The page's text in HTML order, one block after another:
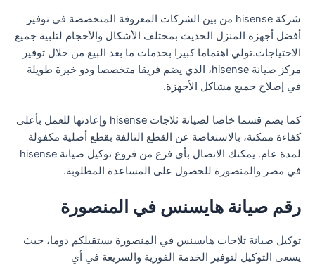
شركة hisense من بين الشركات المعروفة المتخصصة في توفير
أفضل أجهزة المنزل الحديث بمختلف الأشكال والأحجام لتلبية جميع
الاحتياجات.تولي اهتماما كبيرا بخدمات ما بعد البيع من خلال توفير
مركز صيانة hisense، الذي يضم فريقا متخصصا وذو خبرة طويلة
في إصلاح جميع مشاكل الأجهزة.
كما يضم قسما خاصا لصيانة ثلاجات hisense وإعادتها للعمل بأعلى
كفاءة ممكنة، بالاستعاضة عن القطع التالفة بقطع أصلية مكفولة
لمدة عام. يمكنك الاتصال بأي فرع من فروع توكيل صيانة hisense
في مصر والمنصورة للحصول على المساعدة المطلوبة.
رقم صيانة هايسنس في المنصورة
توكيل صيانة ثلاجات هايسنس في المنصورة يستقبلكم دوما، حيث
يسعى التوكيل لتوفير الخدمة الفورية والسريعة في أي